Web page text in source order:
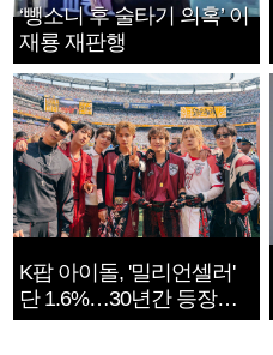
‘뺑소니 후 술타기 의혹’ 이
재룡 재판행
K팝 아이돌, '밀리언셀러'
단 1.6%…30년간 등장
1182개팀 전수조사